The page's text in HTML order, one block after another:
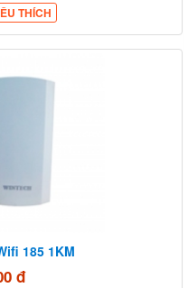
THÍCH
185 1KM
đ